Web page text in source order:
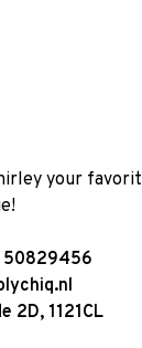
your
50829456
2D, 1121CL